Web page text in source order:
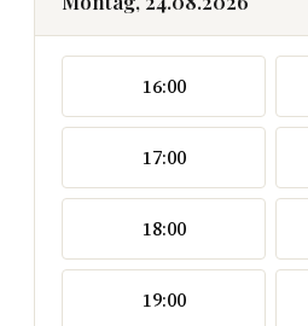
16:00
17:00
18:00
19:00